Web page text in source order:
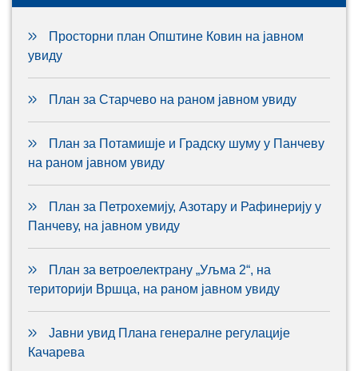
Просторни план Општине Ковин на јавном
увиду
План за Старчево на раном јавном увиду
План за Потамишје и Градску шуму у Панчеву
на раном јавном увиду
План за Петрохемију, Азотару и Рафинерију у
Панчеву, на јавном увиду
План за ветроелектрану „Уљма 2“, на
територији Вршца, на раном јавном увиду
Јавни увид Плана генералне регулације
Качарева